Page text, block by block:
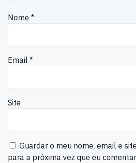
Nome *
Email *
Site
Guardar o meu nome, email e
para a próxima vez que eu